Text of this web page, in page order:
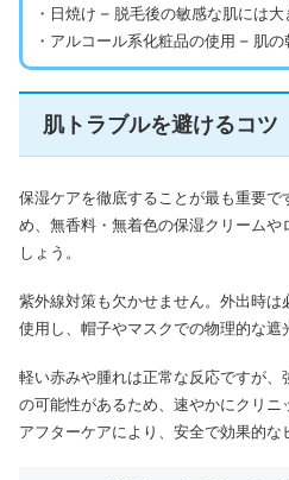
・日焼け – 脱毛後の敏感な肌には
・アルコール系化粧品の使用 – 肌
肌トラブルを避けるコツ
保湿ケアを徹底することが最も重要
め、無香料・無着色の保湿クリーム
しょう。
紫外線対策も欠かせません。外出時
使用し、帽子やマスクでの物理的な遮
軽い赤みや腫れは正常な反応ですが
の可能性があるため、速やかにクリ
アフターケアにより、安全で効果的な